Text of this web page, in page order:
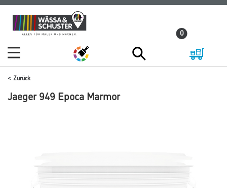
Zum
Inhalt
Zum
Navigationsmenü
0
Zurück
Jaeger 949 Epoca Marmor